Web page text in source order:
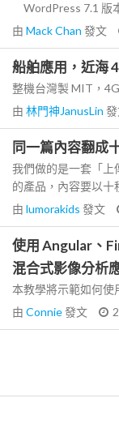
WordPress 7.1 版
由 Mack Chan 發文
船舶應用，近海
整機台灣製 MIT，
由 林門神JanusLin
同一篇內容翻成
我們做的是一套「上
的產品，內容要以十
由 lumorakids 發文
使用 Angular、
混合式影像分析
本教學將示範如何使
由 Connie發文